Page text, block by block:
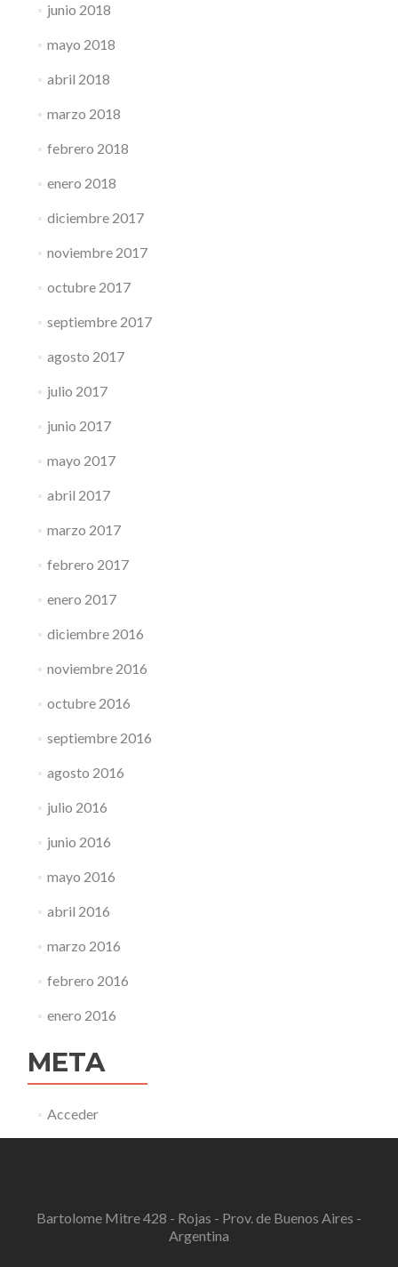
junio 2018
mayo 2018
abril 2018
marzo 2018
febrero 2018
enero 2018
diciembre 2017
noviembre 2017
octubre 2017
septiembre 2017
agosto 2017
julio 2017
junio 2017
mayo 2017
abril 2017
marzo 2017
febrero 2017
enero 2017
diciembre 2016
noviembre 2016
octubre 2016
septiembre 2016
agosto 2016
julio 2016
junio 2016
mayo 2016
abril 2016
marzo 2016
febrero 2016
enero 2016
META
Acceder
Bartolome Mitre 428 - Rojas - Prov. de Buenos Aires -
Argentina